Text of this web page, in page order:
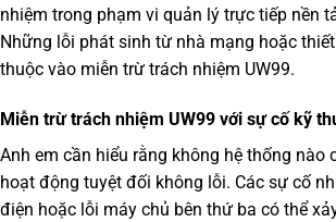
nhiệm trong phạm vi quản lý trực tiếp nền
Những lỗi phát sinh từ nhà mạng hoặc
thuộc vào miễn trừ trách nhiệm UW99.
Miễn trừ trách nhiệm UW99 với sự cố kỹ
Anh em cần hiểu rằng không hệ thống nào
hoạt động tuyệt đối không lỗi. Các sự cố
điện hoặc lỗi máy chủ bên thứ ba có thể